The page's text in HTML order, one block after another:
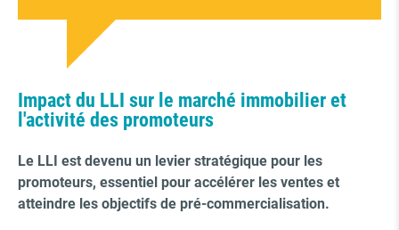
Impact du LLI sur le marché immobilier et
l'activité des promoteurs
Le LLI est devenu un levier stratégique pour les
promoteurs, essentiel pour accélérer les ventes et
atteindre les objectifs de pré-commercialisation.